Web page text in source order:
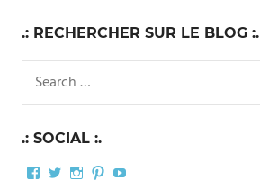
.: RECHERCHER SUR LE BLOG :.
for:
.: SOCIAL :.
Facebook
TwitterInstagram
PinterestYouTube